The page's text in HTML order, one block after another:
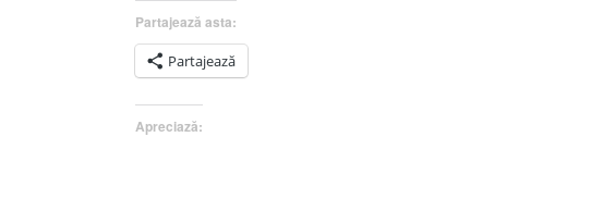
Partajează asta:
Partajează
Apreciază: